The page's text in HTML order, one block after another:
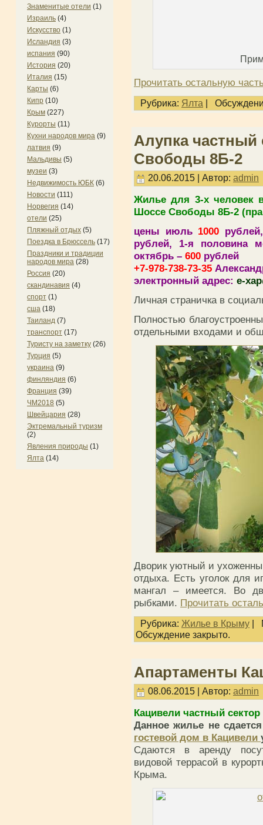
Знаменитые отели (1)
Израиль (4)
Искусство (1)
Исландия (3)
испания (90)
История (20)
Италия (15)
Карты (6)
Кипр (10)
Крым (227)
Курорты (11)
Кухни народов мира (9)
латвия (9)
Мальдивы (5)
музеи (3)
Недвижимость ЮБК (6)
Новости (111)
Норвегия (14)
отели (25)
Пляжный отдых (5)
Поездка в Брюссель (17)
Праздники и традиции
народов мира (28)
Россия (20)
скандинавия (4)
спорт (1)
сша (18)
Таиланд (7)
транспорт (17)
Туристу на заметку (26)
Турция (5)
украина (9)
финляндия (6)
Франция (39)
ЧМ2018 (5)
Швейцария (28)
Эктремальный туризм
(2)
Явления природы (1)
Ялта (14)
Прочитать остальную
Рубрика: Ялта |
Алупка частный
Свободы 8Б-2
20.06.2015 | Автор: admin
Жилье для 3-х человек
Шоссе Свободы 8Б-2
цены июль 1000
рублей, 1-я половина
октябрь – 600 рублей
+7-978-738-73-35
электронный адрес: e-
Личная страничка в
Полностью
отдельными входами и
Дворик уютный и
отдыха. Есть уголок для
мангал – имеется. Во
рыбками. Прочитать
Рубрика: Жилье в Крыму |
Обсуждение закрыто.
Апартаменты
08.06.2015 | Автор: admin
Кацивели частный
Данное жилье не
гостевой дом в Кацивели
Сдаются в аренду
видовой террасой в
Крыма.